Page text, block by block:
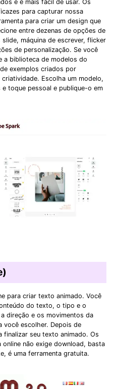
e é mais fácil de usar. Os
para capturar nossa
para criar um design que
entre dezenas de opções de
máquina de escrever, flicker
de personalização. Se você
a biblioteca de modelos do
exemplos criados por
Escolha um modelo,
toque pessoal e publique-o em
para criar texto animado. Você
do texto, o tipo e o
direção e os movimentos da
você escolher. Depois de
finalizar seu texto animado. Os
não exige download, basta
é uma ferramenta gratuita.